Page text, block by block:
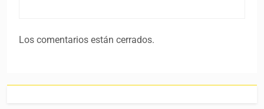
Los comentarios están cerrados.